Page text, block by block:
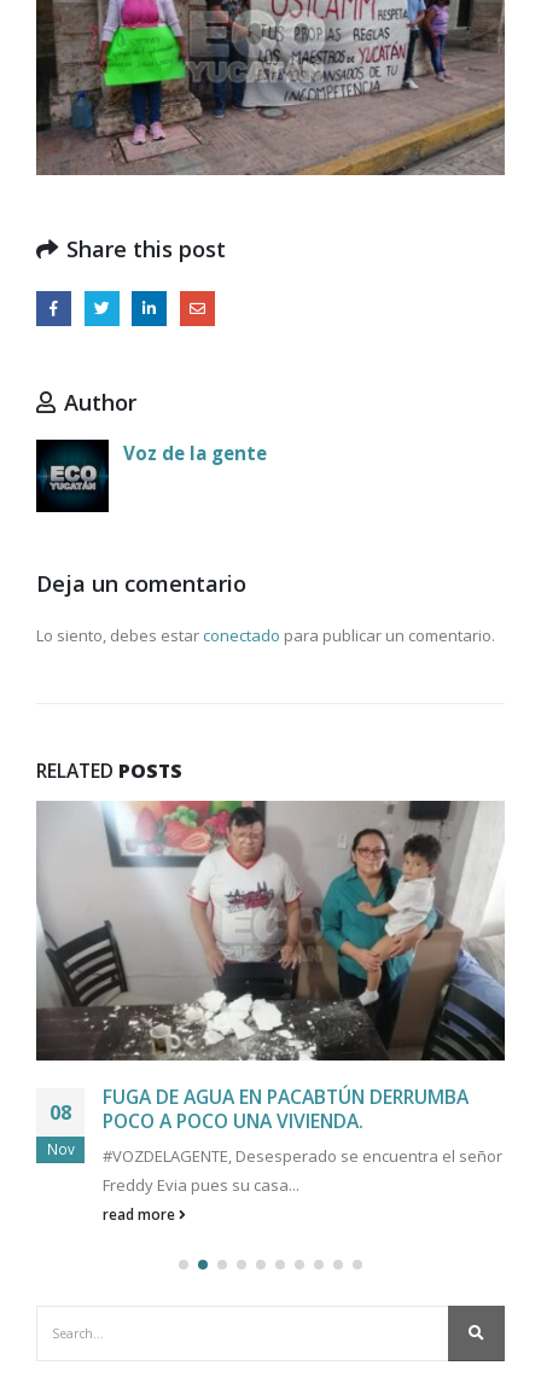
Share this post
Author
Voz de la gente
Deja un comentario
Lo siento, debes estarconectado para publicar un comentario.
RELATED POSTS
08
Nov
FUGA DE AGUA EN PACABTÚN DERRUMBA
POCO A POCO UNA VIVIENDA.
#VOZDELAGENTE, Desesperado se encuentra el señor
Freddy Evia pues su casa...
read more